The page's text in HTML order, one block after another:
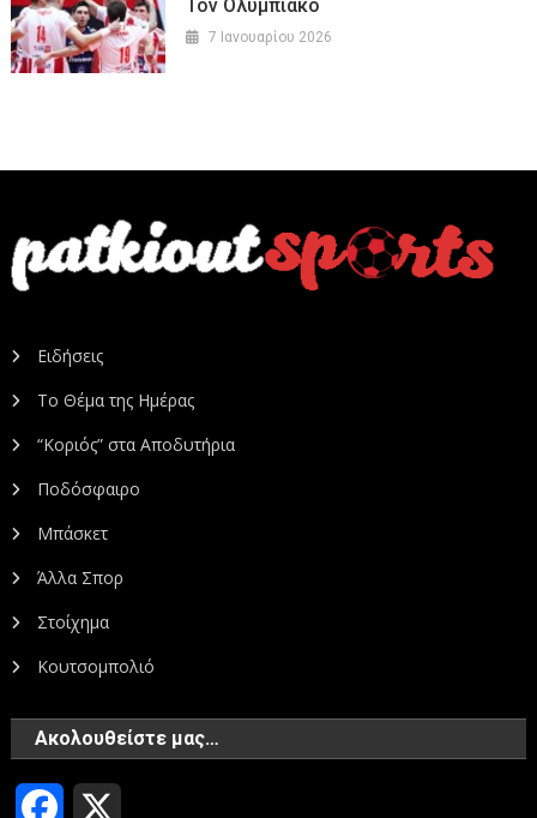
Τον Ολυμπιακό
7 Ιανουαρίου 2026
Ειδήσεις
Το Θέμα της Ημέρας
“Κοριός” στα Αποδυτήρια
Ποδόσφαιρο
Μπάσκετ
Άλλα Σπορ
Στοίχημα
Κουτσομπολιό
Ακολουθείστε μας…
Facebook